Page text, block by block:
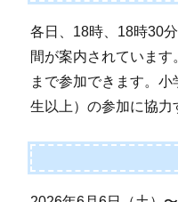
各日、18時、18時30
間が案内されていま
まで参加できます。
生以上）の参加に協力